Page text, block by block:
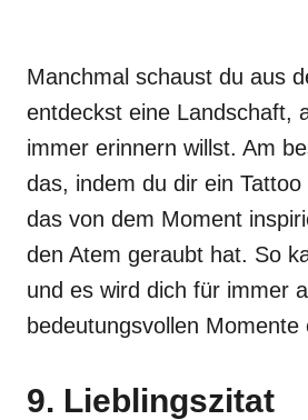
Manchmal schaust du aus
entdeckst eine Landschaft,
immer erinnern willst. Am
das, indem du dir ein
das von dem Moment
den Atem geraubt hat. So
und es wird dich für immer
bedeutungsvollen Momente
9. Lieblingszitat